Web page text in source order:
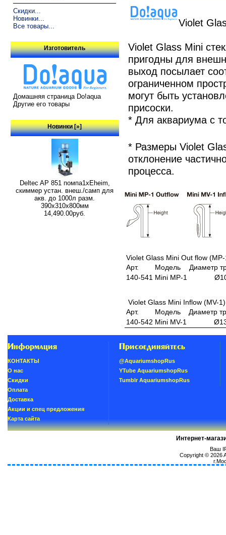
Скидки...
Новинки...
Все товары...
Изготовитель
Домашняя страница Do!aqua
Другие его товары
Новинки [»]
Deltec AP 851 помпа1xEheim,
скиммер устан. внеш./самп для
акв. до 1000л разм.
390х310х800мм
14,490.00руб.
Violet
Violet Glass Mini
пригодны для
выход посылает
ограниченном
могут быть
присоски.
* Для аквариума с
* Размеры Violet
отклонение
процесса.
Violet Glass Mini Out flow
Арт.
Модель
Диаметр
140-541 Mini MP-1
Violet Glass Mini Inflow (MV-
Арт.
Модель
Диаметр
140-542 Mini MV-1
Информация
КОНТАКТЫ
О нас
Скидки
Oплатa
Доставка
Акции и спец предложения
Карта сайта
Присоединяйтесь
@AquariumshopRus
YTube AquariumshopRus
Tumblr AquariumshopRus
Интернет-
Ваш
Copyright © 2026